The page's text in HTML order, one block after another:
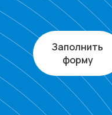
Заполнить
форму